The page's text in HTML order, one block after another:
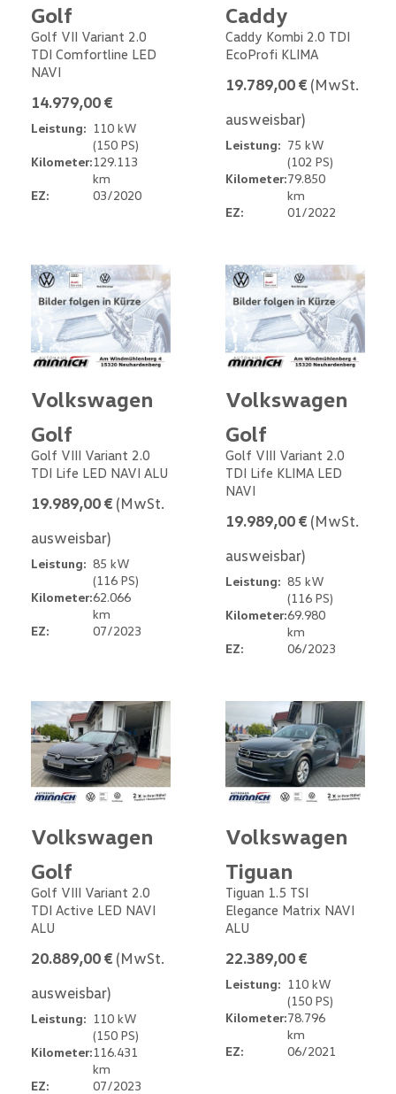
Golf
Golf VII Variant 2.0
TDI Comfortline LED
NAVI
14.979,00 €
Leistung: 110 kW
(150 PS)
Kilometer:129.113
km
EZ:
03/2020
Caddy
Caddy Kombi 2.0 TDI
EcoProfi KLIMA
19.789,00 € (MwSt.
ausweisbar)
Leistung: 75 kW
(102 PS)
Kilometer:79.850
km
EZ:
01/2022
Volkswagen
Golf
Golf VIII Variant 2.0
TDI Life LED NAVI ALU
19.989,00 € (MwSt.
ausweisbar)
Leistung: 85 kW
(116 PS)
Kilometer:62.066
km
EZ:
07/2023
Volkswagen
Golf
Golf VIII Variant 2.0
TDI Life KLIMA LED
NAVI
19.989,00 € (MwSt.
ausweisbar)
Leistung: 85 kW
(116 PS)
Kilometer:69.980
km
EZ:
06/2023
Volkswagen
Golf
Golf VIII Variant 2.0
TDI Active LED NAVI
ALU
20.889,00 € (MwSt.
ausweisbar)
Leistung: 110 kW
(150 PS)
Kilometer:116.431
km
EZ:
07/2023
Volkswagen
Tiguan
Tiguan 1.5 TSI
Elegance Matrix NAVI
ALU
22.389,00 €
Leistung: 110 kW
(150 PS)
Kilometer:78.796
km
EZ:
06/2021